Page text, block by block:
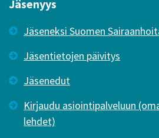
Jäsenyys
Jäseneksi Suomen
Jäsentietojen päivitys
Jäsenedut
Kirjaudu asiointipalveluun
lehdet)